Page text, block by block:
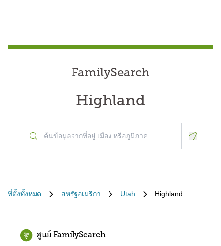
FamilySearch
Highland
ที่ตั้งทั้งหมด สหรัฐอเมริกา Utah Highland
ศูนย์ FamilySearch